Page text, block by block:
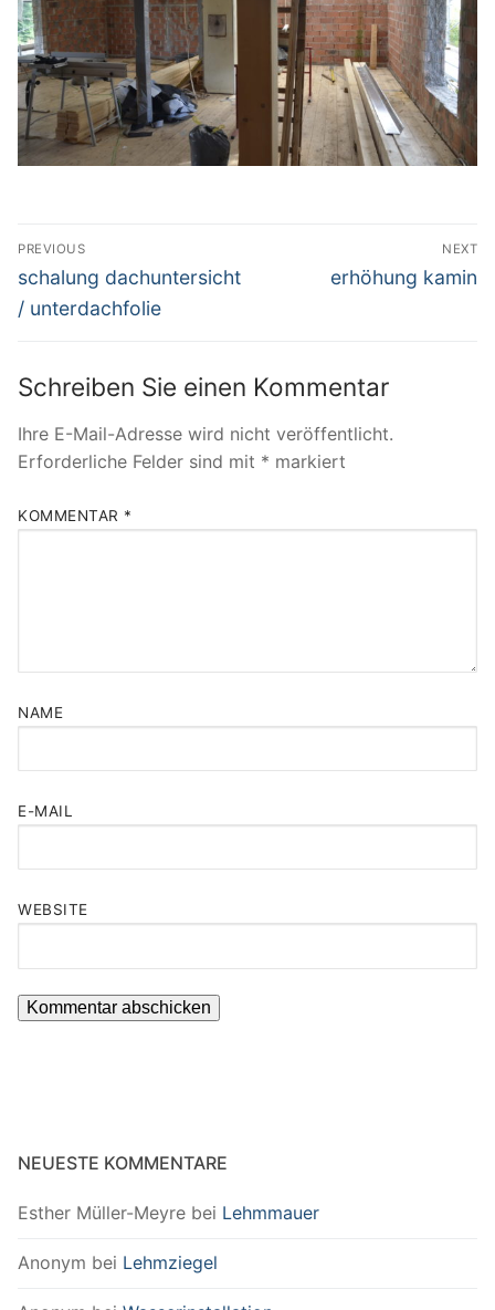
Beitrags-
Navigation
PREVIOUS
Previous
post:
schalung dachuntersicht
/ unterdachfolie
NEXT
Next
erhöhung kamin
Schreiben Sie einen Kommentar
Ihre E-Mail-Adresse wird nicht veröffentlicht.
Erforderliche Felder sind mit * markiert
KOMMENTAR *
NAME
E-MAIL
WEBSITE
NEUESTE KOMMENTARE
Esther Müller-Meyre bei Lehmmauer
Anonym bei Lehmziegel